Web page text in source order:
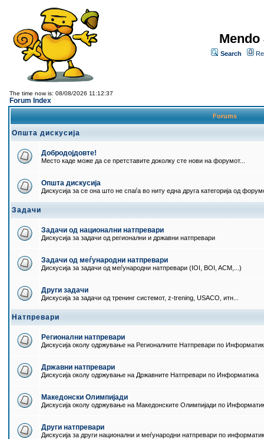
Search
The time now is: 08/08/2026 11:12:37
Forum Index
Forums
Општа дискусија
Добродојдовте!
Место каде може да се претставите доколку сте нови на форумот...
Општа дискусија
Дискусија за се она што не спаѓа во ниту една друга категорија од
Задачи
Задачи од национални натпревари
Дискусија за задачи од регионални и државни натпревари
Задачи од меѓународни натпревари
Дискусија за задачи од меѓународни натпревари (IOI, BOI, ACM,...)
Други задачи
Дискусија за задачи од тренинг системот, z-trening, USACO, итн...
Натпревари
Регионални натпревари
Дискусија околу одржување на Регионалните Натпревари по
Државни натпревари
Дискусија околу одржување на Државните Натпревари по Информатика
Македонски Олимпијади
Дискусија околу одржување на Македонските Олимпијади по
Други натпревари
Дискусија за други национални и меѓународни натпревари по